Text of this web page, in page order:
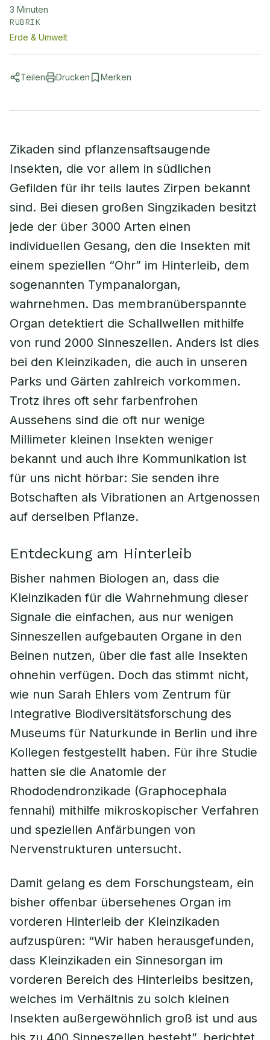
3 Minuten
RUBRIK
Erde & Umwelt
Teilen Drucken Merken
Zikaden sind pflanzensaftsaugende
Insekten, die vor allem in südlichen
Gefilden für ihr teils lautes Zirpen bekannt
sind. Bei diesen großen Singzikaden besitzt
jede der über 3000 Arten einen
individuellen Gesang, den die Insekten mit
einem speziellen “Ohr” im Hinterleib, dem
sogenannten Tympanalorgan,
wahrnehmen. Das membranüberspannte
Organ detektiert die Schallwellen mithilfe
von rund 2000 Sinneszellen. Anders ist dies
bei den Kleinzikaden, die auch in unseren
Parks und Gärten zahlreich vorkommen.
Trotz ihres oft sehr farbenfrohen
Aussehens sind die oft nur wenige
Millimeter kleinen Insekten weniger
bekannt und auch ihre Kommunikation ist
für uns nicht hörbar: Sie senden ihre
Botschaften als Vibrationen an Artgenossen
auf derselben Pflanze.
Entdeckung am Hinterleib
Bisher nahmen Biologen an, dass die
Kleinzikaden für die Wahrnehmung dieser
Signale die einfachen, aus nur wenigen
Sinneszellen aufgebauten Organe in den
Beinen nutzen, über die fast alle Insekten
ohnehin verfügen. Doch das stimmt nicht,
wie nun Sarah Ehlers vom Zentrum für
Integrative Biodiversitätsforschung des
Museums für Naturkunde in Berlin und ihre
Kollegen festgestellt haben. Für ihre Studie
hatten sie die Anatomie der
Rhododendronzikade (Graphocephala
fennahi) mithilfe mikroskopischer Verfahren
und speziellen Anfärbungen von
Nervenstrukturen untersucht.
Damit gelang es dem Forschungsteam, ein
bisher offenbar übersehenes Organ im
vorderen Hinterleib der Kleinzikaden
aufzuspüren: “Wir haben herausgefunden,
dass Kleinzikaden ein Sinnesorgan im
vorderen Bereich des Hinterleibs besitzen,
welches im Verhältnis zu solch kleinen
Insekten außergewöhnlich groß ist und aus